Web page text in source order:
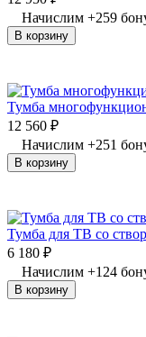
Начислим +259
В корзину
Тумба
12 560 ₽
Начислим +251
В корзину
Тумба для ТВ со
6 180 ₽
Начислим +124
В корзину